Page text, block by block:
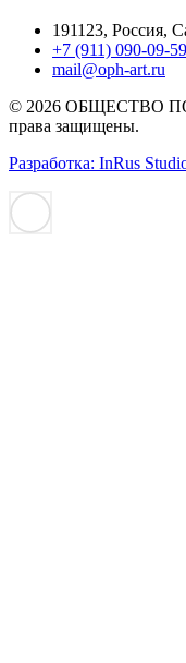
191123, Россия,
+7 (911) 090-09-59
mail@oph-art.ru
© 2026 ОБЩЕСТВО
права защищены.
Разработка: InRus